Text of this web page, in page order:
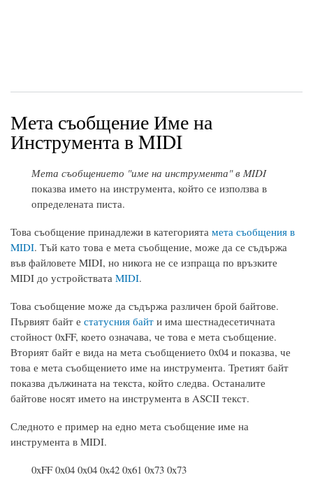
Мета съобщение Име на
Инструмента в MIDI
Мета съобщението "име на инструмента" в MIDI
показва името на инструмента, който се използва в
определената писта.
Това съобщение принадлежи в категорията мета съобщения в
MIDI. Тъй като това е мета съобщение, може да се съдържа
във файловете MIDI, но никога не се изпраща по връзките
MIDI до устройствата MIDI.
Това съобщение може да съдържа различен брой байтове.
Първият байт е статусния байт и има шестнадесетичната
стойност 0xFF, което означава, че това е мета съобщение.
Вторият байт е вида на мета съобщението 0x04 и показва, че
това е мета съобщението име на инструмента. Третият байт
показва дължината на текста, който следва. Останалите
байтове носят името на инструмента в ASCII текст.
Следното е пример на едно мета съобщение име на
инструмента в MIDI.
0xFF 0x04 0x04 0x42 0x61 0x73 0x73